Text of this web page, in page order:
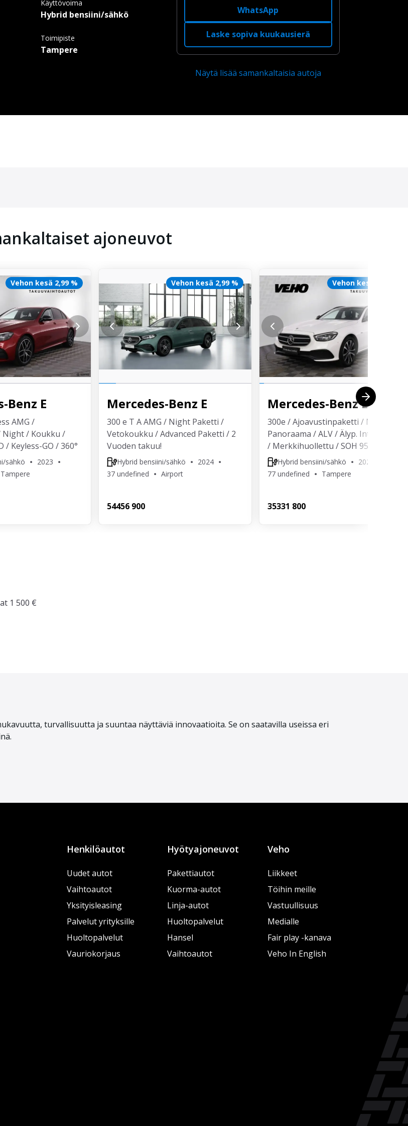
Käyttövoima
Hybrid bensiini/sähkö
Toimipiste
Tampere
WhatsApp
Laske sopiva kuukausierä
Näytä lisää samankaltaisia autoja
ajoneuvot
Vehon kesä 2,99 %
Benz E
AMG /
Night / Koukku /
/ Keyless-GO / 360°
sähkö
2023
Tampere
Vehon kesä 2,99 %
Mercedes-Benz E
300 e T A AMG / Night Paketti /
Vetokoukku / Advanced Paketti / 2
Vuoden takuu!
Hybrid bensiini/sähkö
2024
37 undefined
Airport
54456 900
Vehon kesä 1500 €
Mercedes-BenzE
300e / Ajoavustinpaketti / Night /
Panoraama / ALV / Älyp. Integrointi
/ Merkkihuollettu / SOH 95.3%
Hybrid bensiini/sähkö
2021
77 undefined
Tampere
35331 800
1 500 €
turvallisuutta ja suuntaa näyttäviä innovaatioita. Se on saatavilla useissa eri
Henkilöautot
Uudet autot
Vaihtoautot
Yksityisleasing
Palvelut yrityksille
Huoltopalvelut
Vauriokorjaus
Hyötyajoneuvot
Pakettiautot
Kuorma-autot
Linja-autot
Huoltopalvelut
Hansel
Vaihtoautot
Veho
Liikkeet
Töihin meille
Vastuullisuus
Medialle
Fair play -kanava
Veho In English